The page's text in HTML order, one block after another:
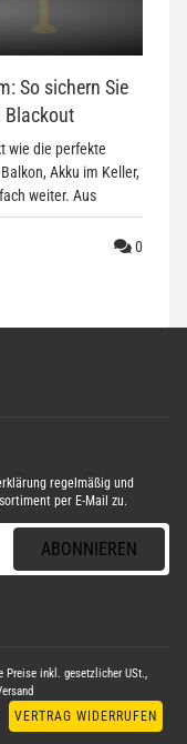
So sichern Sie
Blackout
wie die perfekte
Akku im Keller,
weiter. Aus
0
regelmäßig und
per E-Mail zu.
ABONNIEREN
Preise inkl. gesetzlicher USt.,
VERTRAG WIDERRUFEN